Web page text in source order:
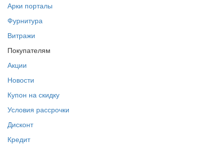
Арки порталы
Фурнитура
Витражи
Покупателям
Акции
Новости
Купон на скидку
Условия рассрочки
Дисконт
Кредит